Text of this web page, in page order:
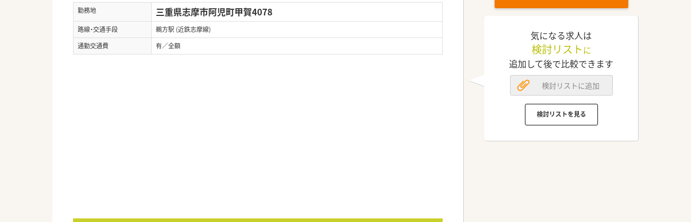
勤務地 三重県志摩市阿児町甲賀4078
路線・交通手段
鵜方駅 (近鉄志摩線)
通勤交通費
有／全額
気になる求人は
検討リスト に
追加して後で比較できます
検討リストに追加
検討リストを見る